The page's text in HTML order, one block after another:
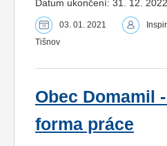
Datum ukončení: 31. 12. 2022
03. 01. 2021
Tišnov
Obec Domamil
forma práce